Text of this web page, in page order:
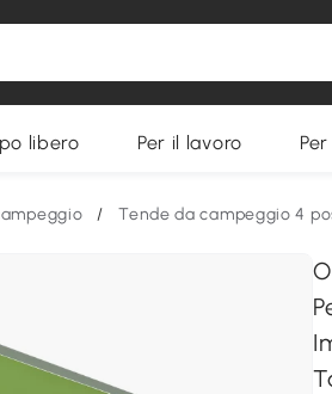
libero Per il lavoro
/ Tende da campeggio 4